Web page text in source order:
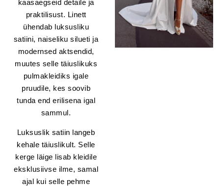
kaasaegseid detaile ja
praktilisust. Linett
ühendab luksusliku
satiini, naiseliku silueti ja
modernsed aktsendid,
muutes selle täiuslikuks
pulmakleidiks igale
pruudile, kes soovib
tunda end erilisena igal
sammul.
Luksuslik satiin langeb
kehale täiuslikult. Selle
kerge läige lisab kleidile
eksklusiivse ilme, samal
ajal kui selle pehme